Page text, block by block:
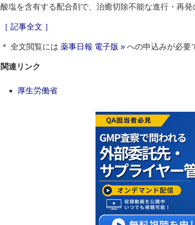
酸塩を含有する配合剤で、治癒切除不能な進行・再発
［ 記事全文 ］
＊ 全文閲覧には 薬事日報 電子版 » への申込みが必要
関連リンク
厚生労働省